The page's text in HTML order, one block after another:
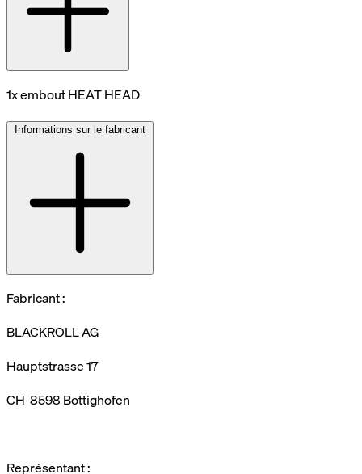
1x embout HEAT HEAD
Fabricant :
BLACKROLL AG
Hauptstrasse 17
CH-8598 Bottighofen
Représentant :